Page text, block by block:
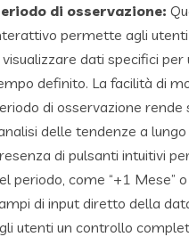
di osservazione:
permette agli
dati specifici per
definito. La facilità di
di osservazione rende
delle tendenze a
di pulsanti intuitivi
periodo, come “+1 Mese” o
di input diretto della
utenti un controllo